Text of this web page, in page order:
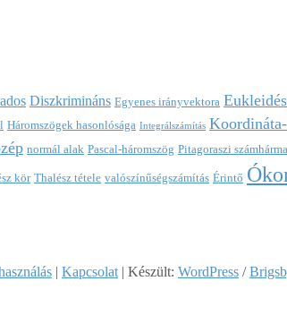
Diszkrimináns Egyenes irányvektora
Háromszögek hasonlósága Integrálszámítás
normál alak Pascal-háromszög Pitagoraszi
kör Thalész tétele valószínűségszámítás Érintő
| Kapcsolat | Készült: WordPress /